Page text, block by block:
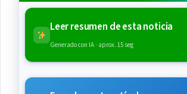
Leer resumen de esta noticia
Generado con IA · aprox. 15 seg